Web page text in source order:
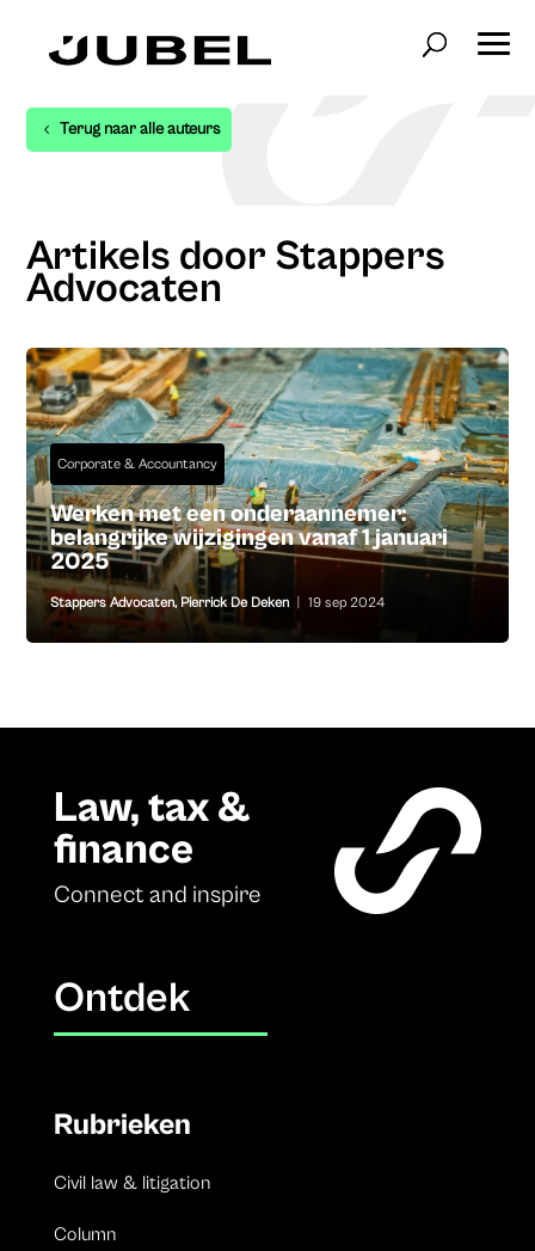
Terug naar alle auteurs
Artikels door Stappers
Advocaten
Corporate & Accountancy
Werken met een onderaannemer:
belangrijke wijzigingen vanaf 1 januari
2025
Stappers Advocaten,Pierrick De Deken 19 sep 2024
Law, tax &
finance
Connect and inspire
Ontdek
Rubrieken
Civil law & litigation
Column